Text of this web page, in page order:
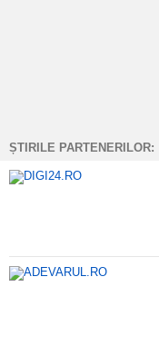
ȘTIRILE PARTENERILOR: